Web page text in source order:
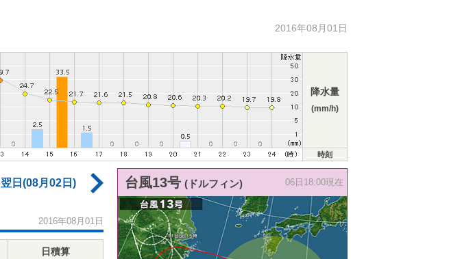
2016年08月01日
降水量
(mm/h)
時刻
翌日(08月02日)
2016年08月01日
日積算
台風13号 (ドルフィン) 06日18:00現在